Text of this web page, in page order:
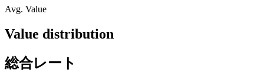
Avg. Value
Value distribution
総合レート